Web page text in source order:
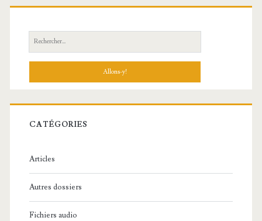
R
e
h
r
c
:
CATÉGORIES
Articles
Autres dossiers
Fichiers audio